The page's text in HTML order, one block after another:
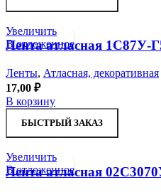
Увеличить
В отложенное
Лента атласная 1С87У-
Ленты, Атласная, декоративная
17,00 ₽
В корзину
БЫСТРЫЙ ЗАКАЗ
Увеличить
В отложенное
Лента атласная